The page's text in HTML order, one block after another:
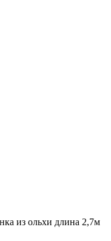
из ольхи длина 2,7м